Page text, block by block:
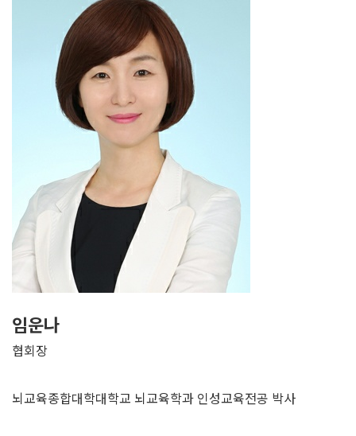
임운나
협회장
뇌교육종합대학대학교 뇌교육학과 인성교육전공 박사